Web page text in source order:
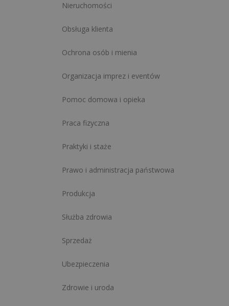
Nieruchomości
Obsługa klienta
Ochrona osób i mienia
Organizacja imprez i eventów
Pomoc domowa i opieka
Praca fizyczna
Praktyki i staże
Prawo i administracja państwowa
Produkcja
Służba zdrowia
Sprzedaż
Ubezpieczenia
Zdrowie i uroda